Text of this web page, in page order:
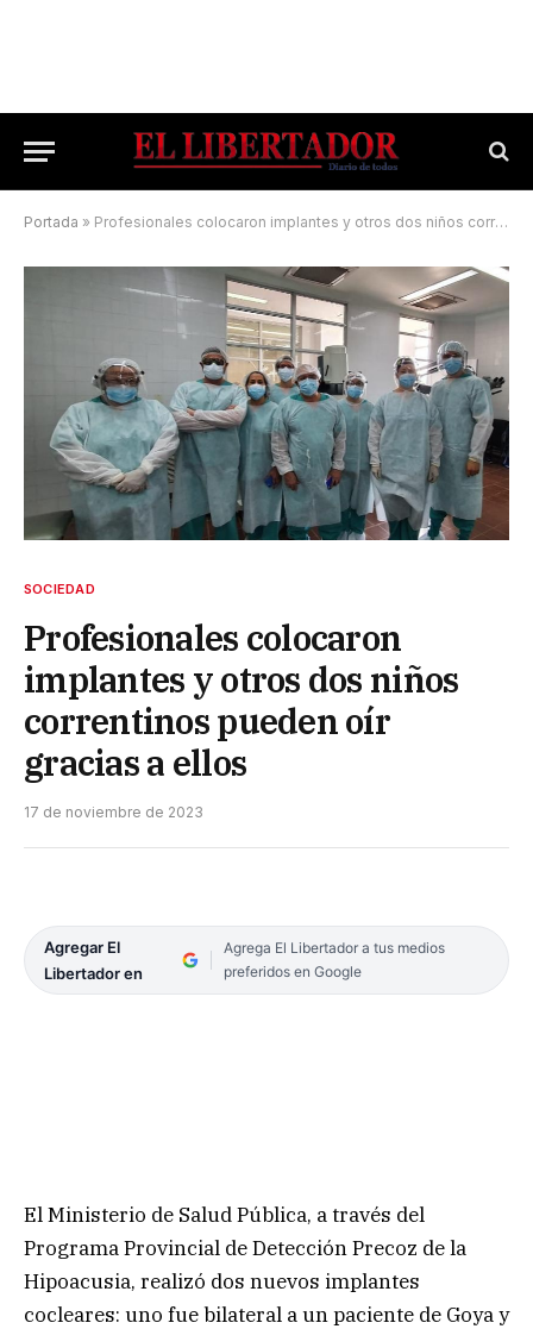
Portada » Profesionales colocaron implantes y otros dos niños correntinos pueden oír gracias a ellos
SOCIEDAD
Profesionales colocaron
implantes y otros dos niños
correntinos pueden oír
gracias a ellos
17 de noviembre de 2023
Agregar El
Libertador en
Agrega El Libertador a tus medios
preferidos en Google
El Ministerio de Salud Pública, a través del
Programa Provincial de Detección Precoz de la
Hipoacusia, realizó dos nuevos implantes
cocleares: uno fue bilateral a un paciente de Goya y